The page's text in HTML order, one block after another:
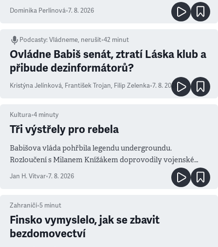
Dominika Perlínová•7. 8. 2026
Podcasty:Vládneme, nerušit•42 minut
Ovládne Babiš senát, ztratí Láska klub a
přibude dezinformátorů?
Kristýna Jelínková, František Trojan, Filip Zelenka•7. 8. 2026
Kultura•4 minuty
Tři výstřely pro rebela
Babišova vláda pohřbila legendu undergroundu.
Rozloučení s Milanem Knížákem doprovodily vojenské
salvy i kritika pokrokářů
Jan H. Vitvar•7. 8. 2026
Zahraničí•5 minut
Finsko vymyslelo, jak se zbavit
bezdomovectví